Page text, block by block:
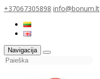
+37067305898 info@bonum.lt
Navigacija